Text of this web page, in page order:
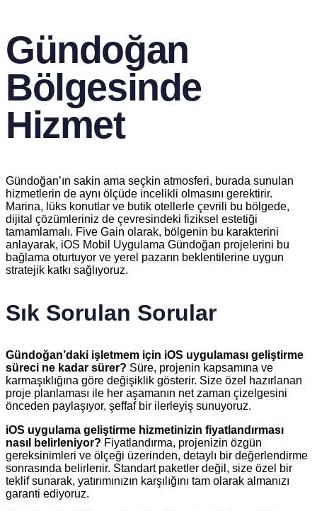
Gündoğan
Bölgesinde
Hizmet
Gündoğan’ın sakin ama seçkin atmosferi, burada sunulan
hizmetlerin de aynı ölçüde incelikli olmasını gerektirir.
Marina, lüks konutlar ve butik otellerle çevrili bu bölgede,
dijital çözümleriniz de çevresindeki fiziksel estetiği
tamamlamalı. Five Gain olarak, bölgenin bu karakterini
anlayarak, iOS Mobil Uygulama Gündoğan projelerini bu
bağlama oturtuyor ve yerel pazarın beklentilerine uygun
stratejik katkı sağlıyoruz.
Sık Sorulan Sorular
Gündoğan’daki işletmem için iOS uygulaması geliştirme
süreci ne kadar sürer? Süre, projenin kapsamına ve
karmaşıklığına göre değişiklik gösterir. Size özel hazırlanan
proje planlaması ile her aşamanın net zaman çizelgesini
önceden paylaşıyor, şeffaf bir ilerleyiş sunuyoruz.
iOS uygulama geliştirme hizmetinizin fiyatlandırması
nasıl belirleniyor? Fiyatlandırma, projenizin özgün
gereksinimleri ve ölçeği üzerinden, detaylı bir değerlendirme
sonrasında belirlenir. Standart paketler değil, size özel bir
teklif sunarak, yatırımınızın karşılığını tam olarak almanızı
garanti ediyoruz.